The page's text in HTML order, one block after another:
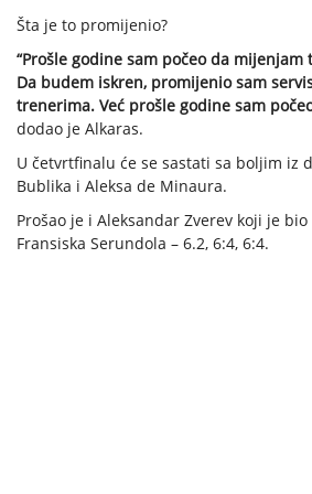
Šta je to promijenio?
“Prošle godine sam počeo da
Da budem iskren, promijenio sam
trenerima. Već prošle godine sam
dodao je Alkaras.
U četvrtfinalu će se sastati sa boljim iz
Bublika i Aleksa de Minaura.
Prošao je i Aleksandar Zverev koji je
Fransiska Serundola – 6.2, 6:4, 6:4.